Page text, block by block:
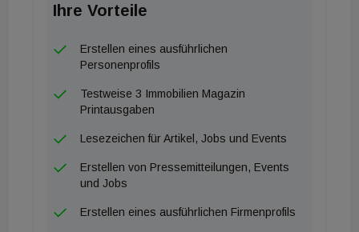
kombiniert. Die unteren Stockwerke sind offen und
kommunikativ, mit dem Foyer entsteht eine urbane
Landschaft im Inneren des Gebäudes, die den
Stadtraum des 9. Bezirks fortsetzt.
Ihre Vorteile
Erstellen eines ausführlichen
Personenprofils
Testweise 3 Immobilien Magazin
Printausgaben
Lesezeichen für Artikel, Jobs und Events
Erstellen von Pressemitteilungen, Events
und Jobs
Erstellen eines ausführlichen Firmenprofils